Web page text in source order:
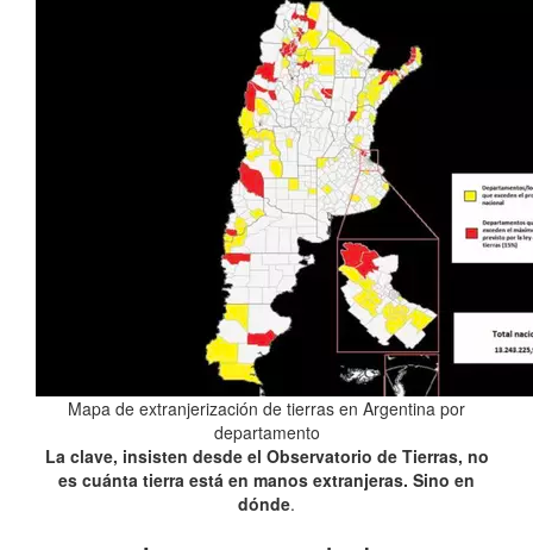
Mapa de extranjerización de tierras en Argentina por
departamento
La clave, insisten desde el Observatorio de Tierras, no
es cuánta tierra está en manos extranjeras. Sino en
dónde.